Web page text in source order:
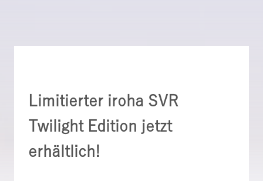
Limitierter iroha SVR
Twilight Edition jetzt
erhältlich!